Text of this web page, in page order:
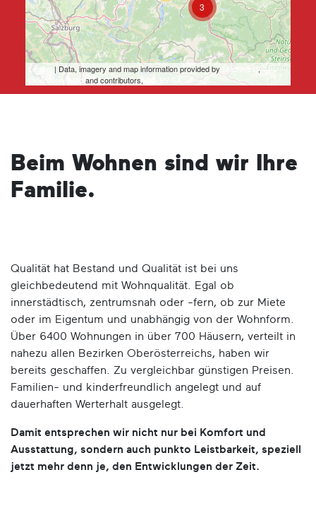
3
Leaflet | Data, imagery and map information provided by MapQuest,
OpenStreetMap and contributors,
Beim Wohnen sind wir Ihre
Familie.
Qualität hat Bestand und Qualität ist bei uns
gleichbedeutend mit Wohnqualität. Egal ob
innerstädtisch, zentrumsnah oder -fern, ob zur Miete
oder im Eigentum und unabhängig von der Wohnform.
Über 6400 Wohnungen in über 700 Häusern, verteilt in
nahezu allen Bezirken Oberösterreichs, haben wir
bereits geschaffen. Zu vergleichbar günstigen Preisen.
Familien- und kinderfreundlich angelegt und auf
dauerhaften Werterhalt ausgelegt.
Damit entsprechen wir nicht nur bei Komfort und
Ausstattung, sondern auch punkto Leistbarkeit, speziell
jetzt mehr denn je, den Entwicklungen der Zeit.